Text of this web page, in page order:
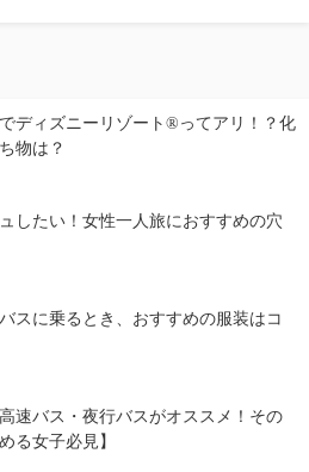
ディズニーリゾート®ってアリ！？化
物は？
したい！女性一人旅におすすめの穴
スに乗るとき、おすすめの服装はコ
速バス・夜行バスがオススメ！その
る女子必見】